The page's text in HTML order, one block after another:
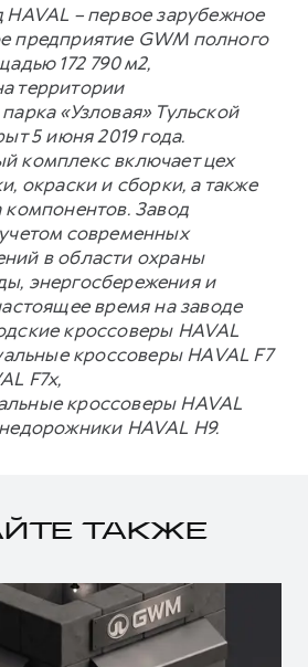
HAVAL – первое зарубежное
предприятие GWM полного
172 790 м2,
территории
«Узловая» Тульской
5 июня 2019 года.
комплекс включает цех
окраски и сборки, а также
компонентов. Завод
современных
в области охраны
энергосбережения и
время на заводе
кроссоверы HAVAL
кроссоверы HAVAL F7
F7x,
кроссоверы HAVAL
HAVAL H9.
ТАКЖЕ